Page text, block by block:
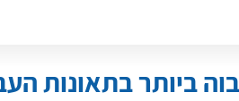
ביותר בתאונות